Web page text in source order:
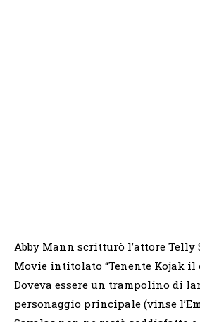
Abby Mann scritturò l’attore Telly
Movie intitolato “Tenente Kojak il
Doveva essere un trampolino di
personaggio principale (vinse